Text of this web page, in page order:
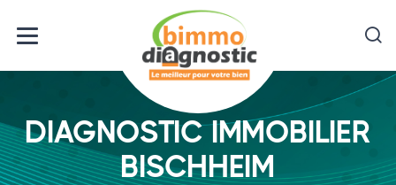
DIAGNOSTIC IMMOBILIER
BISCHHEIM